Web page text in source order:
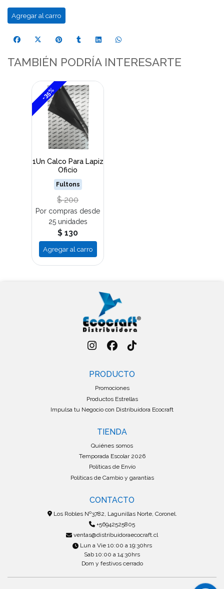
Agregar al carro
TAMBIÉN PODRÍA INTERESARTE
-35%
1Un Calco Para Lapiz
Oficio
Fultons
$ 200
Por compras desde
25 unidades
$ 130
Agregar al carro
PRODUCTO
Promociones
Productos Estrellas
Impulsa tu Negocio con Distribuidora Ecocraft
TIENDA
Quiénes somos
Temporada Escolar 2026
Políticas de Envío
Políticas de Cambio y garantías
CONTACTO
Los Robles Nº3782, Lagunillas Norte, Coronel.
+56942525805
ventas@distribuidoraecocraft.cl
Lun a Vie 10:00 a 19:30hrs
Sab 10:00 a 14:30hrs
Dom y festivos cerrado